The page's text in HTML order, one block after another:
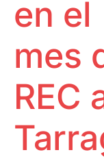
Petjada
Galeries
Especials
Tarraco
RecXics
One to one
RECLab 10!
en el
mes
REC